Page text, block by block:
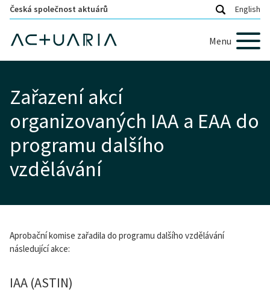
Česká společnost aktuárů English
Menu
Zařazení akcí
organizovaných IAA a EAA do
programu dalšího
vzdělávání
Aprobační komise zařadila do programu dalšího vzdělávání
následující akce:
IAA (ASTIN)